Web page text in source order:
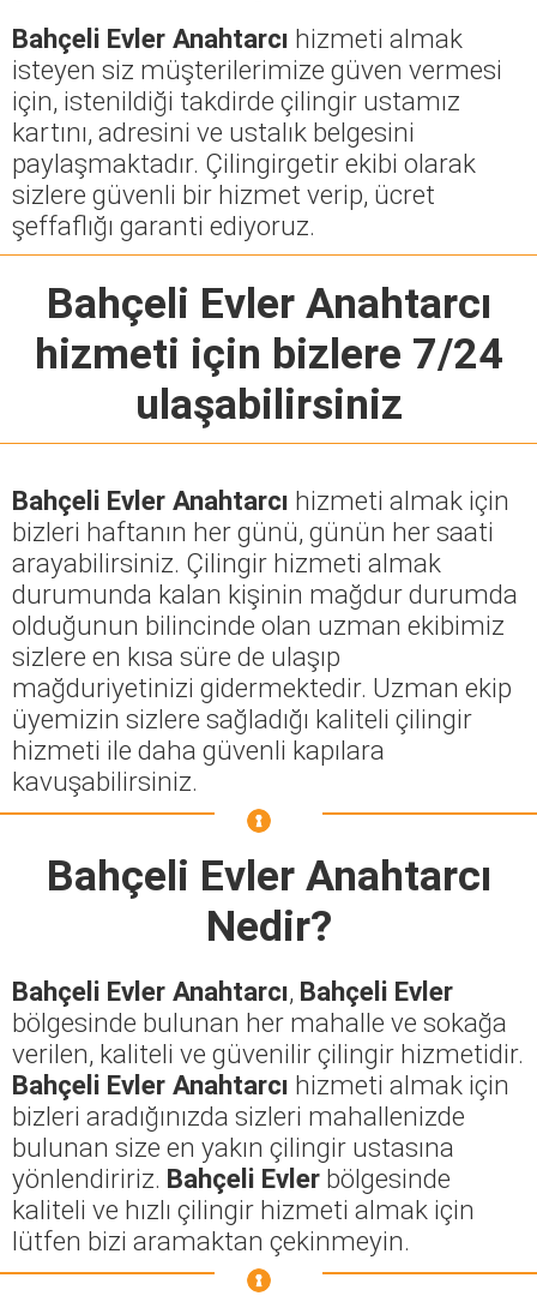
Bahçeli Evler Anahtarcı hizmeti almak
isteyen siz müşterilerimize güven vermesi
için, istenildiği takdirde çilingir ustamız
kartını, adresini ve ustalık belgesini
paylaşmaktadır. Çilingirgetir ekibi olarak
sizlere güvenli bir hizmet verip, ücret
şeffaflığı garanti ediyoruz.
Bahçeli Evler Anahtarcı
hizmeti için bizlere 7/24
ulaşabilirsiniz
Bahçeli Evler Anahtarcı hizmeti almak için
bizleri haftanın her günü, günün her saati
arayabilirsiniz. Çilingir hizmeti almak
durumunda kalan kişinin mağdur durumda
olduğunun bilincinde olan uzman ekibimiz
sizlere en kısa süre de ulaşıp
mağduriyetinizi gidermektedir. Uzman ekip
üyemizin sizlere sağladığı kaliteli çilingir
hizmeti ile daha güvenli kapılara
kavuşabilirsiniz.
Bahçeli Evler Anahtarcı
Nedir?
Bahçeli Evler Anahtarcı, Bahçeli Evler
bölgesinde bulunan her mahalle ve sokağa
verilen, kaliteli ve güvenilir çilingir hizmetidir.
Bahçeli Evler Anahtarcı hizmeti almak için
bizleri aradığınızda sizleri mahallenizde
bulunan size en yakın çilingir ustasına
yönlendiririz. Bahçeli Evler bölgesinde
kaliteli ve hızlı çilingir hizmeti almak için
lütfen bizi aramaktan çekinmeyin.